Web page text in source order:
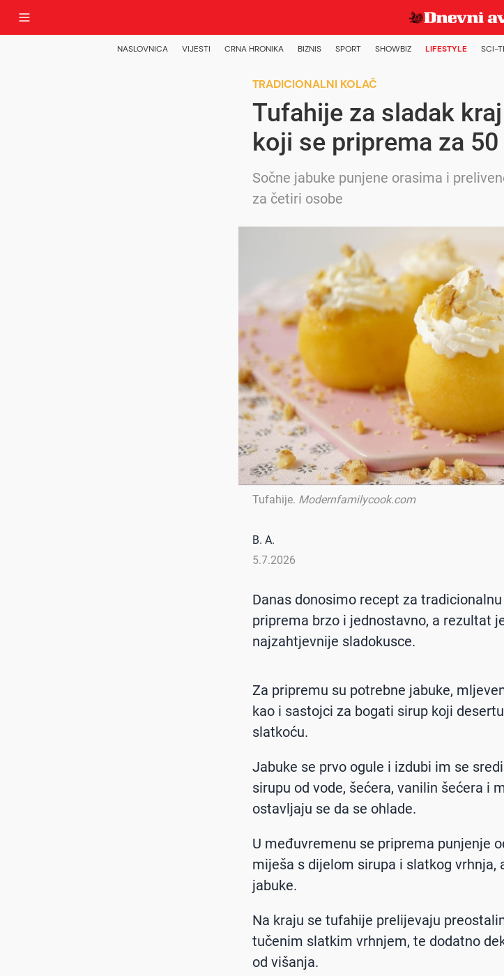
NASLOVNICA VIJESTI CRNA HRONIKA BIZNIS SPORT SHOWBIZ LIFESTYLE SCI-
TRADICIONALNI KOLAČ
Tufahije za sladak
koji se priprema za
Sočne jabuke punjene orasima i
za četiri osobe
Tufahije. Modernfamilycook.com
B. A.
5.7.2026
Danas donosimo recept za
priprema brzo i jednostavno, a rezultat
najzahtjevnije sladokusce.
Za pripremu su potrebne jabuke,
kao i sastojci za bogati sirup koji
slatkoću.
Jabuke se prvo ogule i izdubi im se
sirupu od vode, šećera, vanilin šećera i
ostavljaju se da se ohlade.
U međuvremenu se priprema punjenje
miješa s dijelom sirupa i slatkog vrhnja,
jabuke.
Na kraju se tufahije prelijevaju
tučenim slatkim vrhnjem, te dodatno
od višanja.